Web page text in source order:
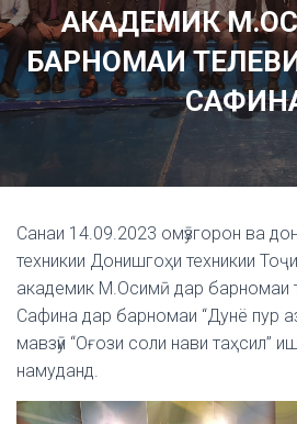
АКАДЕМИК
БАРНОМАИ
Санаи 14.09.2023 омӯзгорон ва
техникии Донишгоҳи техникии
академик М.Осимӣ дар барномаи
Сафина дар барномаи “Дунё пур
мавзӯи “Оғози соли нави таҳсил”
намуданд.